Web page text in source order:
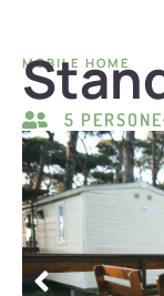
MOBILE HOME
5 PERSONE